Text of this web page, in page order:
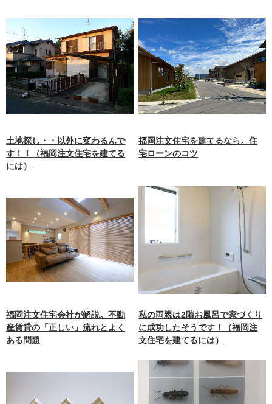
土地探し・・以外に変わるんで
す！！（福岡注文住宅を建てる
には）
福岡注文住宅を建てるなら。住
宅ローンのコツ
福岡注文住宅会社が解説。不動
産賃貸の「正しい」流れとよく
ある問題
私の両親は2階お風呂で家づくり
に成功したそうです！（福岡注
文住宅を建てるには）